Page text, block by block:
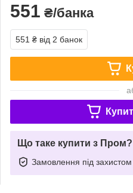
551 ₴/банка
551 ₴ від 2 банок
Що таке купити з Пром?
Замовлення під захистом